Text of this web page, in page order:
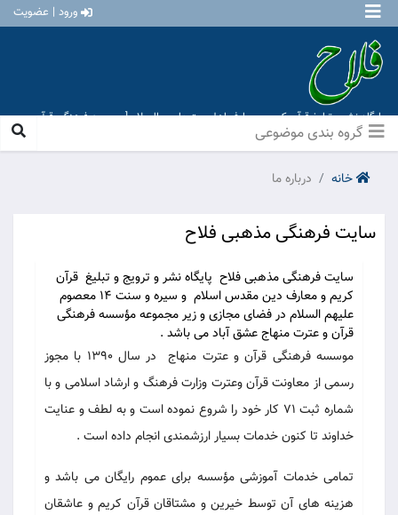
ورود | عضویت
پایگاه نشر و تبلیغ قرآن کریم و معارف اهل بیت علیهم السلام [ موسسه فرهنگی قرآن و
عترت منهاج عشق آباد ]
خانه درباره ما
سایت فرهنگی مذهبی فلاح
سایت فرهنگی مذهبی فلاح پایگاه نشر و ترویج و تبلیغ قرآن
کریم و معارف دین مقدس اسلام و سیره و سنت 14 معصوم
علیهم السلام در فضای مجازی و زیر مجموعه مؤسسه فرهنگی
قرآن و عترت منهاج عشق آباد می باشد .
موسسه فرهنگی قرآن و عترت منهاج در سال 1390 با مجوز
رسمی از معاونت قرآن وعترت وزارت فرهنگ و ارشاد اسلامی و با
شماره ثبت 71 کار خود را شروع نموده است و به لطف و عنایت
خداوند تا کنون خدمات بسیار ارزشمندی انجام داده است .
تمامی خدمات آموزشی مؤسسه برای عموم رایگان می باشد و
هزینه های آن توسط خیرین و مشتاقان قرآن کریم و عاشقان